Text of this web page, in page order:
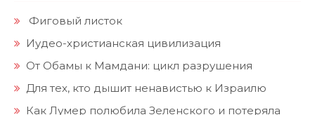
Фиговый листок
Иудео-христианская цивилизация
От Обамы к Мамдани: цикл разрушения
Для тех, кто дышит ненавистью к Израилю
Как Лумер полюбила Зеленского и потеряла